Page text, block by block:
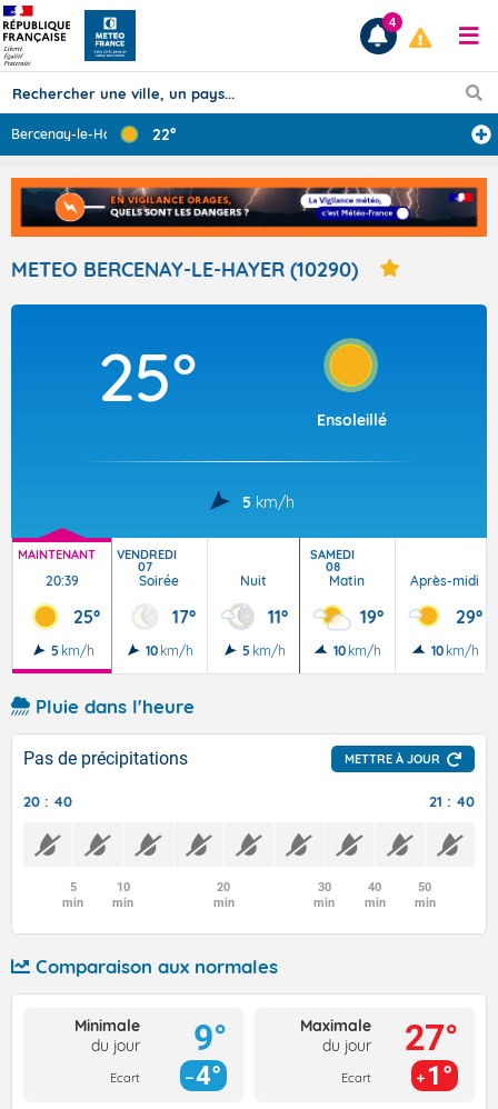
Prévisions
TOUS LES RÉSULTATS
Articles
4
Bercenay-le-Hay ... 22°
METEO BERCENAY-LE-HAYER (10290)
25°
Ensoleillé
5 km/h
MAINTENANT
20:39
25°
5 km/h
VENDREDI
07
Soirée
17°
10 km/h
Nuit
11°
5 km/h
SAMEDI
08
Matin
19°
10 km/h
Après-midi
29°
10 km/h
Pluie dans l'heure
Pas de précipitations METTRE À JOUR
20 : 40 21 : 40
5
min
10
min
20
min
30
min
40
min
50
min
Comparaison aux normales
Minimale
du jour
Ecart
9°
4°
Maximale
du jour
Ecart
27°
1°